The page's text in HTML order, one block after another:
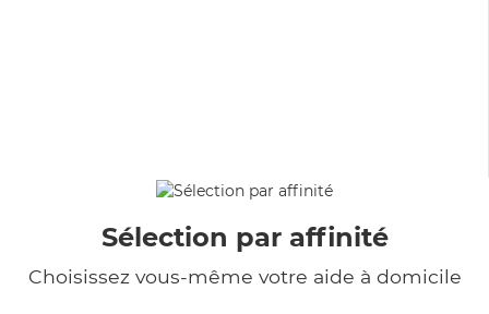
Sélection par affinité
Choisissez vous-même votre aide à domicile